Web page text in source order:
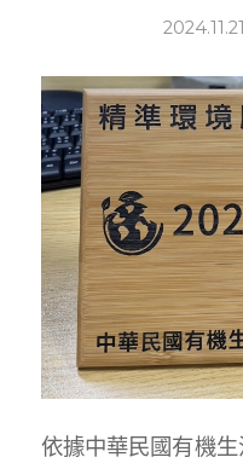
2024.11.21
依據中華民國有機